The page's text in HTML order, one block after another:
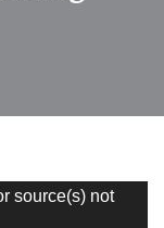
source(s) not